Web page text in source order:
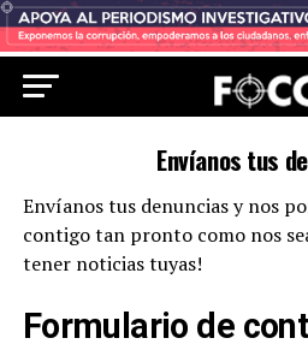
Envíanos tus
Envíanos tus denuncias y nos
contigo tan pronto como nos
tener noticias tuyas!
Formulario de